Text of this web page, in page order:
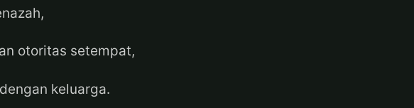
otoritas setempat,
keluarga.